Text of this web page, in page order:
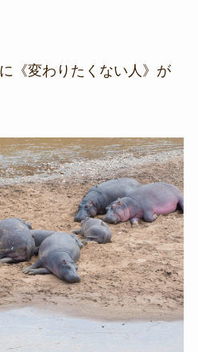
《変わりたくない人》が